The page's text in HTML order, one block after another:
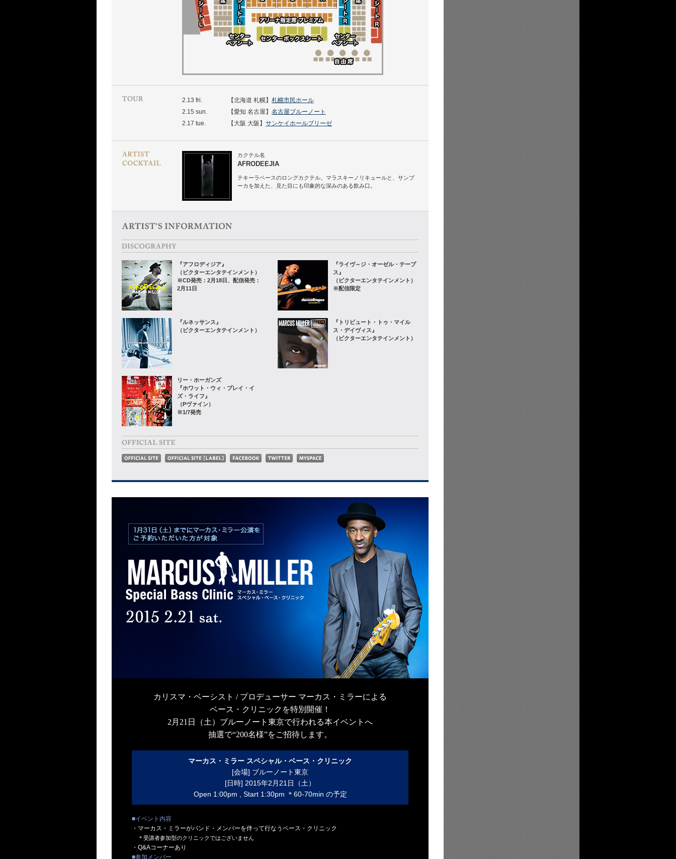
2.13 fri. 【北海道 札幌】 札幌市民ホール
2.15 sun.
【愛知 名古屋】 名古屋ブルーノート
2.17 tue.
【大阪 大阪】 サンケイホールブリーゼ
カクテル名
AFRODEEJIA
テキーラベースのロングカクテル。マラスキーノリキュールと、サンブ
ーカを加えた、見た目にも印象的な深みのある飲み口。
『アフロディジア』
（ビクターエンタテインメント）
※CD発売：2月18日、配信発売：
2月11日
『ライヴ～ジ・オーゼル・テープ
ス』
（ビクターエンタテインメント）
※配信限定
『ルネッサンス』
（ビクターエンタテインメント）
『トリビュート・トゥ・マイル
ス・デイヴィス』
（ビクターエンタテインメント）
リー・ホーガンズ
『ホワット・ウィ・プレイ・イ
ズ・ライフ』
（Pヴァイン）
※1/7発売
カリスマ・ベーシスト / プロデューサー マーカス・ミラーによる
ベース・クリニックを特別開催！
2月21日（土）ブルーノート東京で行われる本イベントへ
抽選で“200名様”をご招待します。
マーカス・ミラー スペシャル・ベース・クリニック
[会場] ブルーノート東京
[日時] 2015年2月21日（土）
Open 1:00pm , Start 1:30pm ＊60-70min の予定
■イベント内容
・マーカス・ミラーがバンド・メンバーを伴って行なうベース・クリニック
＊受講者参加型のクリニックではございません
・Q&Aコーナーあり
■参加メンバー